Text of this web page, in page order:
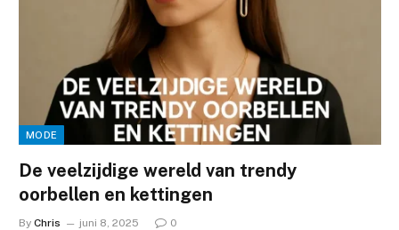
MODE
De veelzijdige wereld van trendy
oorbellen en kettingen
By Chris juni 8, 2025 0